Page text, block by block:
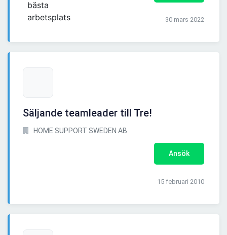
30 mars 2022
Säljande teamleader till Tre!
HOME SUPPORT SWEDEN AB
Ansök
15 februari 2010